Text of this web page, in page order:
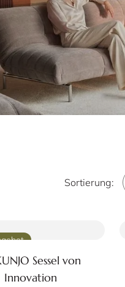
Sortierung:
Zum Produkt
Sessel von
Innovation